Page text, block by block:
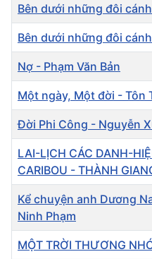
Bên dưới những đôi
Bên dưới những đôi
Nợ - Phạm Văn Bản
Một ngày, Một đời - Tôn
Đời Phi Công - Nguyễn
LAI-LỊCH CÁC DANH-
CARIBOU - THÀNH
Kể chuyện anh Dương
Ninh Phạm
MỘT TRỜI THƯƠNG